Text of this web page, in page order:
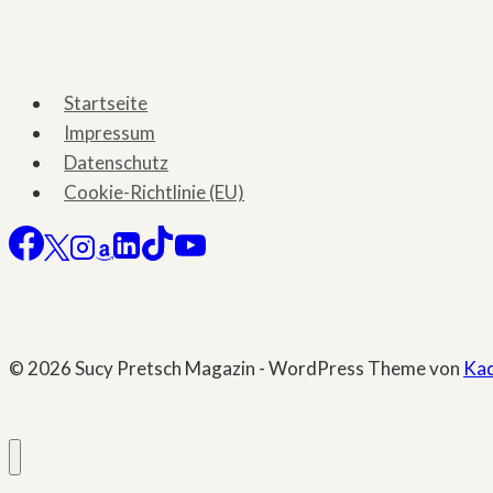
Startseite
Impressum
Datenschutz
Cookie-Richtlinie (EU)
© 2026 Sucy Pretsch Magazin - WordPress Theme von